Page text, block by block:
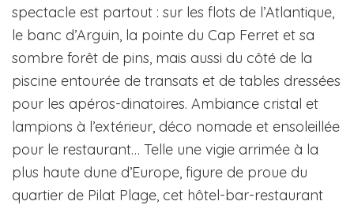
spectacle est partout : sur les flots de l’Atlantique,
le banc d’Arguin, la pointe du Cap Ferret et sa
sombre forêt de pins, mais aussi du côté de la
piscine entourée de transats et de tables dressées
pour les apéros-dinatoires. Ambiance cristal et
lampions à l’extérieur, déco nomade et ensoleillée
pour le restaurant… Telle une vigie arrimée à la
plus haute dune d’Europe, figure de proue du
quartier de Pilat Plage, cet hôtel-bar-restaurant